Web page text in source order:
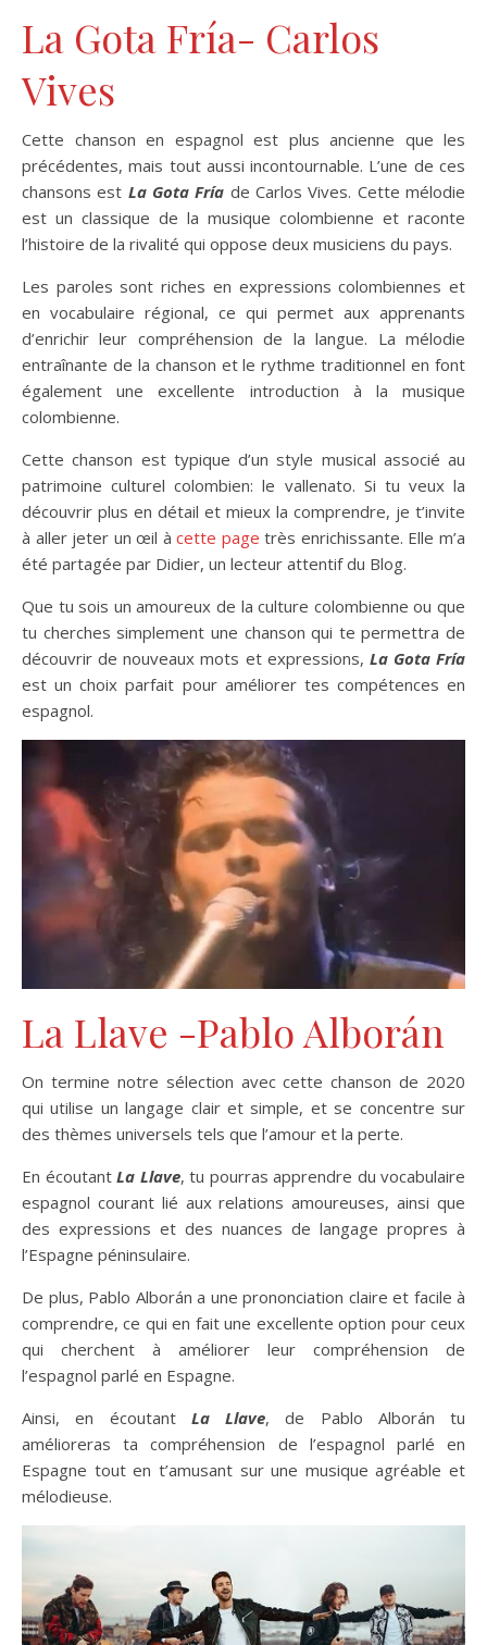
La Gota Fría- Carlos
Vives
Cette chanson en espagnol est plus ancienne que les
précédentes, mais tout aussi incontournable. L’une de ces
chansons est La Gota Fría de Carlos Vives. Cette mélodie
est un classique de la musique colombienne et raconte
l’histoire de la rivalité qui oppose deux musiciens du pays.
Les paroles sont riches en expressions colombiennes et
en vocabulaire régional, ce qui permet aux apprenants
d’enrichir leur compréhension de la langue. La mélodie
entraînante de la chanson et le rythme traditionnel en font
également une excellente introduction à la musique
colombienne.
Cette chanson est typique d’un style musical associé au
patrimoine culturel colombien: le vallenato. Si tu veux la
découvrir plus en détail et mieux la comprendre, je t’invite
à aller jeter un œil àcette page très enrichissante. Elle m’a
été partagée par Didier, un lecteur attentif du Blog.
Que tu sois un amoureux de la culture colombienne ou que
tu cherches simplement une chanson qui te permettra de
découvrir de nouveaux mots et expressions, La Gota Fría
est un choix parfait pour améliorer tes compétences en
espagnol.
La Llave -Pablo Alborán
On termine notre sélection avec cette chanson de 2020
qui utilise un langage clair et simple, et se concentre sur
des thèmes universels tels que l’amour et la perte.
En écoutant La Llave, tu pourras apprendre du vocabulaire
espagnol courant lié aux relations amoureuses, ainsi que
des expressions et des nuances de langage propres à
l’Espagne péninsulaire.
De plus, Pablo Alborán a une prononciation claire et facile à
comprendre, ce qui en fait une excellente option pour ceux
qui cherchent à améliorer leur compréhension de
l’espagnol parlé en Espagne.
Ainsi, en écoutant La Llave, de Pablo Alborán tu
amélioreras ta compréhension de l’espagnol parlé en
Espagne tout en t’amusant sur une musique agréable et
mélodieuse.